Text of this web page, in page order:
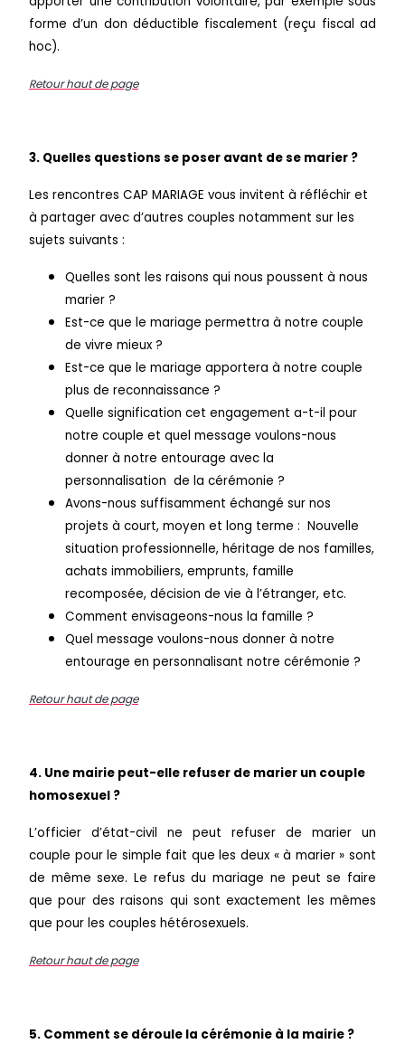
forme d’un don déductible fiscalement (reçu fiscal ad
hoc).
Retour haut de page
3. Quelles questions se poser avant de se marier ?
Les rencontres CAP MARIAGE vous invitent à réfléchir et
à partager avec d’autres couples notamment sur les
sujets suivants :
Quelles sont les raisons qui nous poussent à nous
marier ?
Est-ce que le mariage permettra à notre couple
de vivre mieux ?
Est-ce que le mariage apportera à notre couple
plus de reconnaissance ?
Quelle signification cet engagement a-t-il pour
notre couple et quel message voulons-nous
donner à notre entourage avec la
personnalisation de la cérémonie ?
Avons-nous suffisamment échangé sur nos
projets à court, moyen et long terme : Nouvelle
situation professionnelle, héritage de nos familles,
achats immobiliers, emprunts, famille
recomposée, décision de vie à l’étranger, etc.
Comment envisageons-nous la famille ?
Quel message voulons-nous donner à notre
entourage en personnalisant notre cérémonie ?
Retour haut de page
4. Une mairie peut-elle refuser de marier un couple
homosexuel ?
L’officier d’état-civil ne peut refuser de marier un
couple pour le simple fait que les deux « à marier » sont
de même sexe. Le refus du mariage ne peut se faire
que pour des raisons qui sont exactement les mêmes
que pour les couples hétérosexuels.
Retour haut de page
5. Comment se déroule la cérémonie à la mairie ?